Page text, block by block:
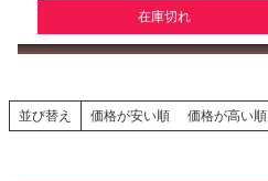
在庫切れ
並び替え 価格が安い順 価格が高い順